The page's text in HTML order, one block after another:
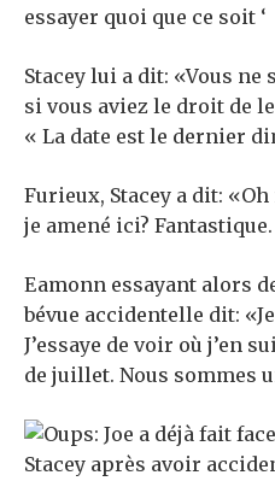
essayer quoi que ce soit ‘
Stacey lui a dit: «Vous ne
si vous aviez le droit de
« La date est le dernier
Furieux, Stacey a dit:
je amené ici?
Eamonn essayant alors
bévue accidentelle dit:
J’essaye de voir où j’en
de juillet. Nous sommes